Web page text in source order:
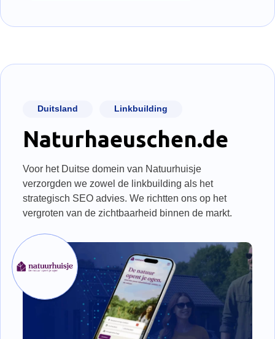
Duitsland Linkbuilding
Naturhaeuschen.de
Voor het Duitse domein van Natuurhuisje
verzorgden we zowel de linkbuilding als het
strategisch SEO advies. We richtten ons op het
vergroten van de zichtbaarheid binnen de markt.